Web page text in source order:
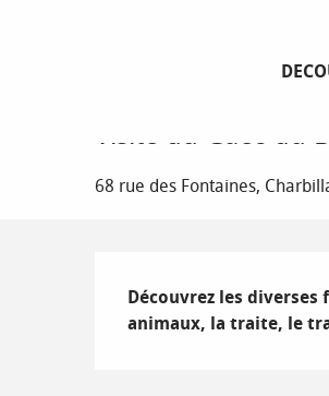
Visite du Gaec du
68 rue des Fontaines,
Description
Découvrez les
animaux, la traite, le